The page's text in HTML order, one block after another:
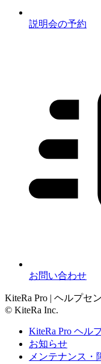
説明会の予約
お問い合わせ
KiteRa Pro | ヘルプセ
© KiteRa Inc.
KiteRa Pro ヘル
お知らせ
メンテナンス・